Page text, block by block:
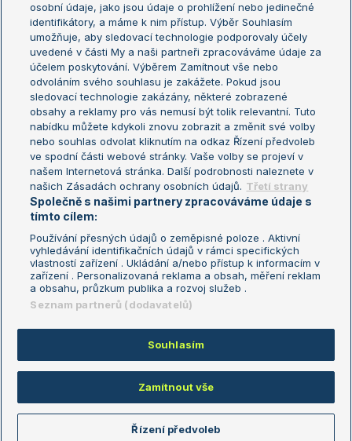
Žebříček WTA (ženy)
Sázkařský žebříček
French Open
Wimbledon
US Open
Turnaj mistrů
Turnaj mistryň
Aktualní trendy
Fotbalové přestupy
Livesport Daily
LS Prague Open
Podmínky užití
Nastavení soukromí
GDPR a žurnalistika
Reklama
Kontakt
Informace o zpracování osobních
údajů
Copyright © 2008-2026 TenisPortal.cz. Využíváme zpravodajství ČTK.
osobní údaje, jako jsou údaje o prohlížení nebo jedinečné
identifikátory, a máme k nim přístup. Výběr Souhlasím
umožňuje, aby sledovací technologie podporovaly účely
uvedené v části My a naši partneři zpracováváme údaje za
účelem poskytování. Výběrem Zamítnout vše nebo
odvoláním svého souhlasu je zakážete. Pokud jsou
sledovací technologie zakázány, některé zobrazené
obsahy a reklamy pro vás nemusí být tolik relevantní. Tuto
nabídku můžete kdykoli znovu zobrazit a změnit své volby
nebo souhlas odvolat kliknutím na odkaz Řízení předvoleb
ve spodní části webové stránky. Vaše volby se projeví v
našem Internetová stránka. Další podrobnosti naleznete v
našich Zásadách ochrany osobních údajů. Třetí strany
Společně s našimi partnery zpracováváme údaje s
tímto cílem:
Používání přesných údajů o zeměpisné poloze . Aktivní
vyhledávání identifikačních údajů v rámci specifických
vlastností zařízení . Ukládání a/nebo přístup k informacím v
zařízení . Personalizovaná reklama a obsah, měření reklam
a obsahu, průzkum publika a rozvoj služeb .
Seznam partnerů (dodavatelů)
Souhlasím
Zamítnout vše
Řízení předvoleb